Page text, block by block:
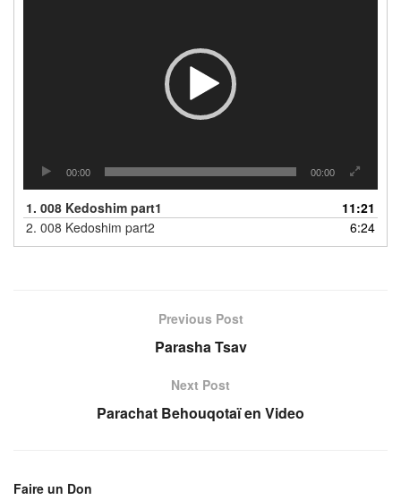
00:00 00:00
1. 008 Kedoshim part1
11:21
2. 008 Kedoshim part2 6:24
Previous Post
Parasha Tsav
Next Post
Parachat Behouqotaï en Video
Faire un Don